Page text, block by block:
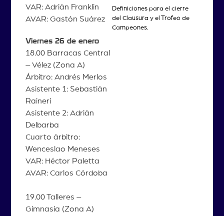
VAR: Adrián Franklin
AVAR: Gastón Suárez
Viernes 26 de enero
18.00 Barracas Central
– Vélez (Zona A)
Árbitro: Andrés Merlos
Asistente 1: Sebastián
Raineri
Asistente 2: Adrián
Delbarba
Cuarto árbitro:
Wenceslao Meneses
VAR: Héctor Paletta
AVAR: Carlos Córdoba
19.00 Talleres –
Gimnasia (Zona A)
Definiciones para el cierre
del Clausura y el Trofeo de
Campeones.